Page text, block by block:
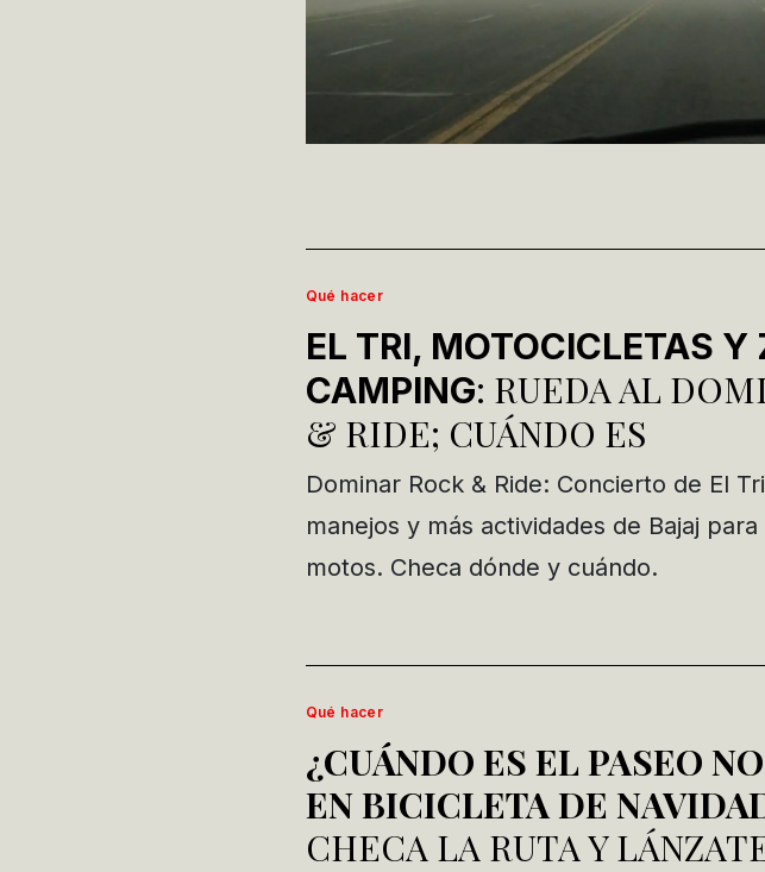
Qué hacer
EL TRI, MOTOCICLETAS Y
CAMPING: RUEDA AL
& RIDE; CUÁNDO ES
Dominar Rock & Ride: Concierto de El
manejos y más actividades de Bajaj
motos. Checa dónde y cuándo.
Qué hacer
¿CUÁNDO ES EL PASEO
EN BICICLETA DE
CHECA LA RUTA Y